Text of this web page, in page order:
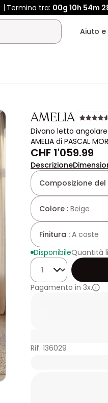
Termina tra: 00g 10h 54m
AMELIA
Divano letto
AMELIA di PASCAL
CHF 1'059.99
Descrizione
Composizione
Colore : Beige
Finitura : A coste
DisponibileQuantità
Quantità
Pagamento in 3x.
Rif. 136029